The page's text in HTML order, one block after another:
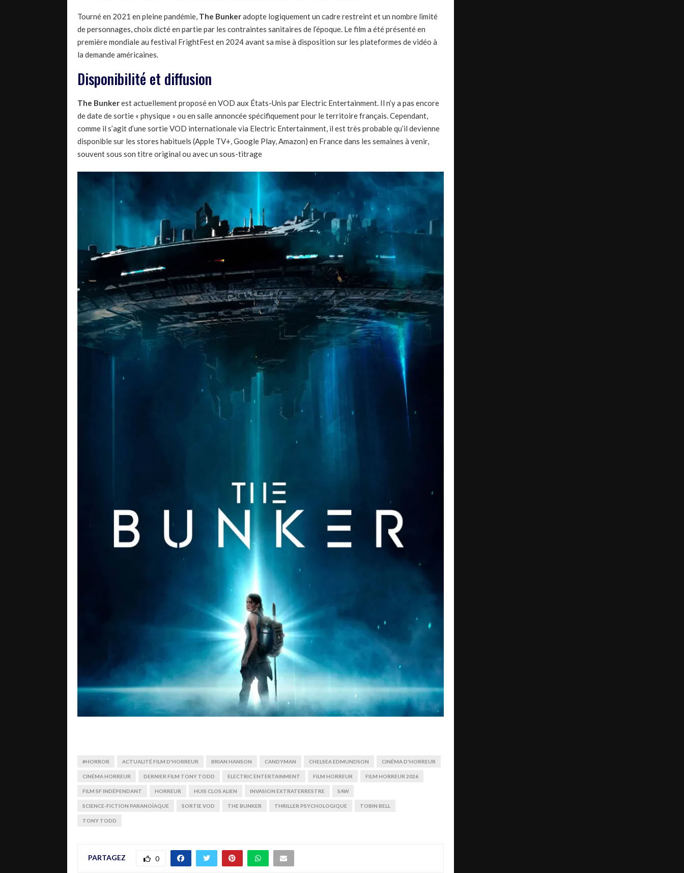
Tourné en 2021 en pleine pandémie, The Bunkeradopte logiquement un cadre restreint et un nombre limité
de personnages, choix dicté en partie par les contraintes sanitaires de l’époque. Le film a été présenté en
première mondiale au festival FrightFest en 2024 avant sa mise à disposition sur les plateformes de vidéo à
la demande américaines.
Disponibilité et diffusion
The Bunkerest actuellement proposé en VOD aux États-Unis par Electric Entertainment. Il n’y a pas encore
de date de sortie « physique » ou en salle annoncée spécifiquement pour le territoire français. Cependant,
comme il s’agit d’une sortie VOD internationale via Electric Entertainment, il est très probable qu’il devienne
disponible sur les stores habituels (Apple TV+, Google Play, Amazon) en France dans les semaines à venir,
souvent sous son titre original ou avec un sous-titrage
#HORROR ACTUALITÉ FILM D'HORREUR BRIAN HANSON CANDYMAN CHELSEA EDMUNDSON CINÉMA D'HORREUR
CINÉMA HORREUR DERNIER FILM TONY TODD ELECTRIC ENTERTAINMENT FILM HORREUR FILM HORREUR 2026
FILM SF INDÉPENDANT HORREUR HUIS CLOS ALIEN INVASION EXTRATERRESTRE SAW
SCIENCE-FICTION PARANOÏAQUE SORTIE VOD THE BUNKER THRILLER PSYCHOLOGIQUE TOBIN BELL
TONY TODD
PARTAGEZ 0